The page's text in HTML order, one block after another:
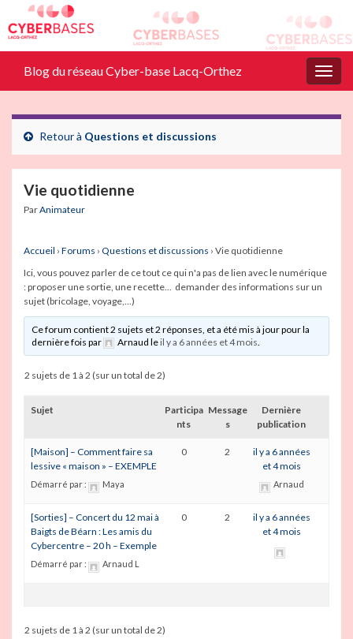
Blog du réseau Cyber-base Lacq-Orthez
Retour à Questions et discussions
Vie quotidienne
ParAnimateur
Accueil › Forums › Questions et discussions › Vie quotidienne
Ici, vous pouvez parler de ce tout ce qui n'a pas de lien avec le numérique
: proposer une sortie, une recette... demander des informations sur un
sujet (bricolage, voyage,...)
Ce forum contient 2 sujets et 2 réponses, et a été mis à jour pour la
dernière fois par
Arnaud leil y a 6 années et 4 mois.
2 sujets de 1 à 2 (sur un total de 2)
Sujet
Participa
nts
Message
s
Dernière
publication
[Maison] – Comment faire sa
lessive « maison » – EXEMPLE
Démarré par : Maya
0 2
il y a 6 années
et 4 mois
Arnaud
[Sorties] – Concert du 12 mai à
Baigts de Béarn : Les amis du
Cybercentre – 20 h – Exemple
Démarré par : Arnaud L
0 2
il y a 6 années
et 4 mois
2 sujets de 1 à 2 (sur un total de 2)